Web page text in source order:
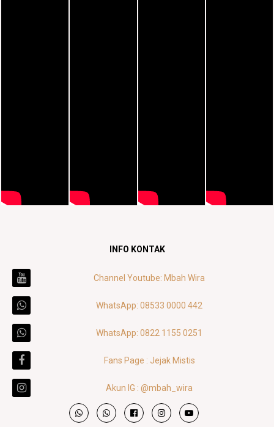
INFO KONTAK
Channel Youtube: Mbah Wira
WhatsApp: 08533 0000 442
WhatsApp: 0822 1155 0251
Fans Page : Jejak Mistis
Akun IG : @mbah_wira